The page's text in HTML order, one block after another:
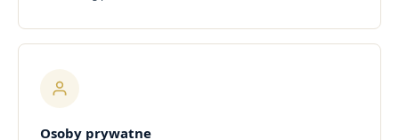
Osoby prywatne